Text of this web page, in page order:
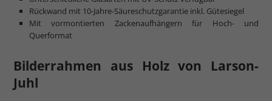
Rückwand mit 10-Jahre-Säureschutzgarantie inkl. Gütesiegel
Mit vormontierten Zackenaufhängern für Hoch- und
Querformat
Bilderrahmen aus Holz von Larson-
Juhl